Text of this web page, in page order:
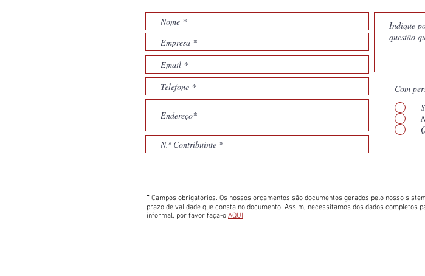
Com
* Campos obrigatórios. Os nossos orçamentos são documentos gerados pelo nosso
prazo de validade que consta no documento. Assim, necessitamos dos dados
informal, por favor faça-o AQUI